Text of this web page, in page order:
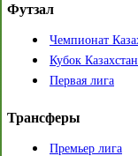
Футзал
Чемпионат
Кубок
Первая лига
Трансферы
Премьер лига